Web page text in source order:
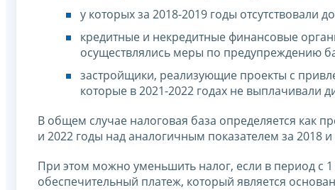
у которых за 2018-2019 годы отсутствовали
кредитные и некредитные финансовые
осуществлялись меры по предупреждению
застройщики, реализующие проекты с
которые в 2021-2022 годах не выплачивали
В общем случае налоговая база определяется как
и 2022 годы над аналогичным показателем за 2018 и
При этом можно уменьшить налог, если в период с
обеспечительный платеж, который является